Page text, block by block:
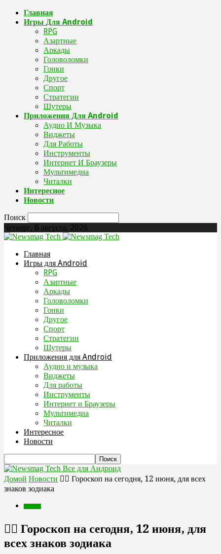
Главная
Игры Для Android
RPG
Азартные
Аркады
Головоломки
Гонки
Другое
Спорт
Стратегии
Шутеры
Приложения Для Android
Аудио И Музыка
Виджеты
Для Работы
Инструменты
Интернет И Браузеры
Мультимедиа
Читалки
Интересное
Новости
Поиск
Четверг, 6 августа, 2026
Главная
Игры для Android
RPG
Азартные
Аркады
Головоломки
Гонки
Другое
Спорт
Стратегии
Шутеры
Приложения для Android
Аудио и музыка
Виджеты
Для работы
Инструменты
Интернет и Браузеры
Мультимедиа
Читалки
Интересное
Новости
Все для Андроид
Домой Новости 🧙‍♀ Гороскоп на сегодня, 12 июня, для всех
знаков зодиака
🧙‍♀ Гороскоп на сегодня, 12 июня, для
всех знаков зодиака